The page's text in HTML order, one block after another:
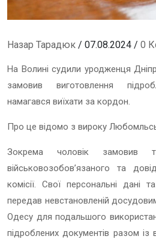
Назар Тарадюк / 07.08.2024 / 0
На Волині судили уродженця
замовив виготовлення
намагався виїхати за кордон.
Про це відомо з вироку
Зокрема чоловік замовив
військовозобов’язаного та
комісії. Свої персональні дані
передав невстановленій
Одесу для подальшого
підроблених документів разом